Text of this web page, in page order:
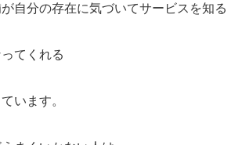
自分の存在に気づいてサービスを知る
てくれる
います。